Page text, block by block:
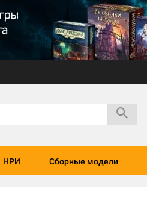
НРИ Сборные модели